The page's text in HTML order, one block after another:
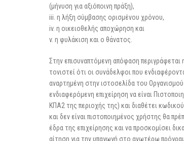
(μήνυση για αξιόποινη πράξη),
iii. η λήξη σύμβασης ορισμένου χρόνου,
iv. η οικειοθελής αποχώρηση και
v. η φυλάκιση και ο θάνατος.
Στην επισυναπτόμενη απόφαση
τονιστεί ότι οι συνάδελφοι που
αναρτημένη στην ιστοσελίδα του
ενδιαφερόμενη επιχείρηση να είναι
ΚΠΑ2 της περιοχής της) και διαθέτει
και δεν είναι πιστοποιημένος χρήστης θα
έδρα της επιχείρησης και να προσκομίσει
αίτηση για την υπαγωγή στο ανωτέρω